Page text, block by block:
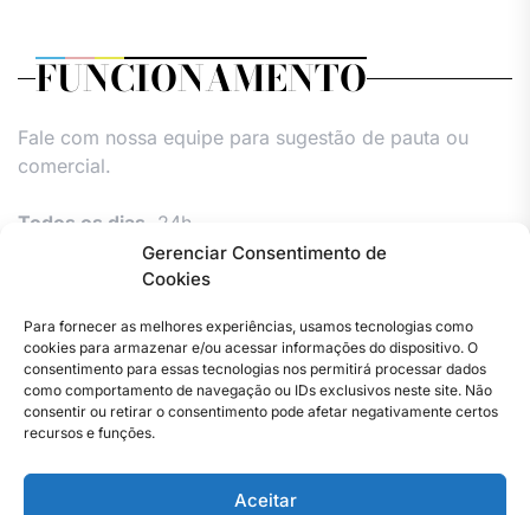
Gerenciar Consentimento de
Cookies
Para fornecer as melhores experiências, usamos tecnologias como
cookies para armazenar e/ou acessar informações do dispositivo. O
consentimento para essas tecnologias nos permitirá processar dados
como comportamento de navegação ou IDs exclusivos neste site. Não
consentir ou retirar o consentimento pode afetar negativamente certos
recursos e funções.
Aceitar
FUNCIONAMENTO
Fale com nossa equipe para sugestão de pauta ou
comercial.
Todos os dias, 24h.
Facebook
Instagram
TwitterYoutube
contato
Privacidade
–
cookiescookiescookies
e
Copyright © 2023 . Todos os direitos reservados. Webmaster